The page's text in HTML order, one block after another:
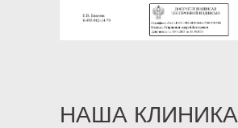
НАША КЛИНИКА